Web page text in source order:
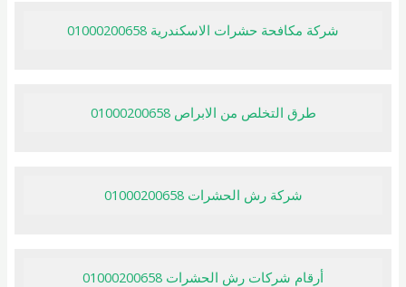
شركة مكافحة حشرات الاسكندرية 01000200658
طرق التخلص من الابراص 01000200658
شركة رش الحشرات 01000200658
أرقام شركات رش الحشرات 01000200658